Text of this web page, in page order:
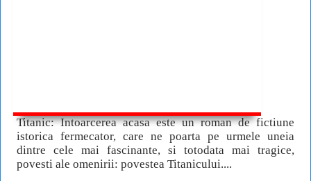
Titanic: Intoarcerea acasa este un roman de fictiune
istorica fermecator, care ne poarta pe urmele uneia
dintre cele mai fascinante, si totodata mai tragice,
povesti ale omenirii: povestea Titanicului....